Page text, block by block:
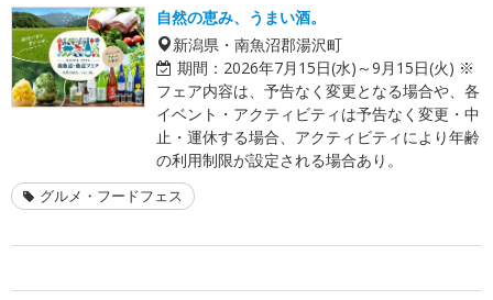
自然の恵み、うまい酒。
新潟県・南魚沼郡湯沢町
期間： 2026年7月15日(水)～9月15日(火) ※
フェア内容は、予告なく変更となる場合や、各
イベント・アクティビティは予告なく変更・中
止・運休する場合、アクティビティにより年齢
の利用制限が設定される場合あり。
グルメ・フードフェス